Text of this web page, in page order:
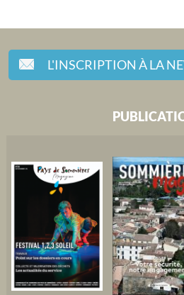
L'INSCRIPTION À LA